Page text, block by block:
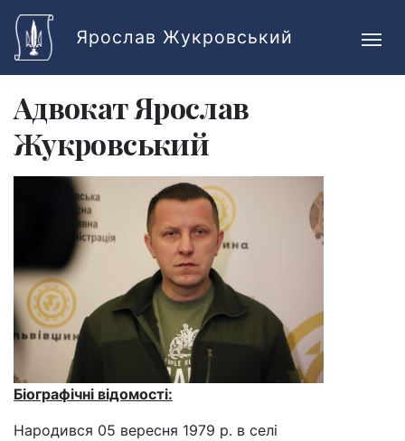
Skip to main content
Ярослав Жукровський
Адвокат Ярослав
Жукровський
Біографічні відомості:
Народився 05 вересня 1979 р. в селі